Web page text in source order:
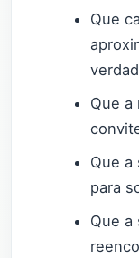
Que
Que a
Que a
para
Que a